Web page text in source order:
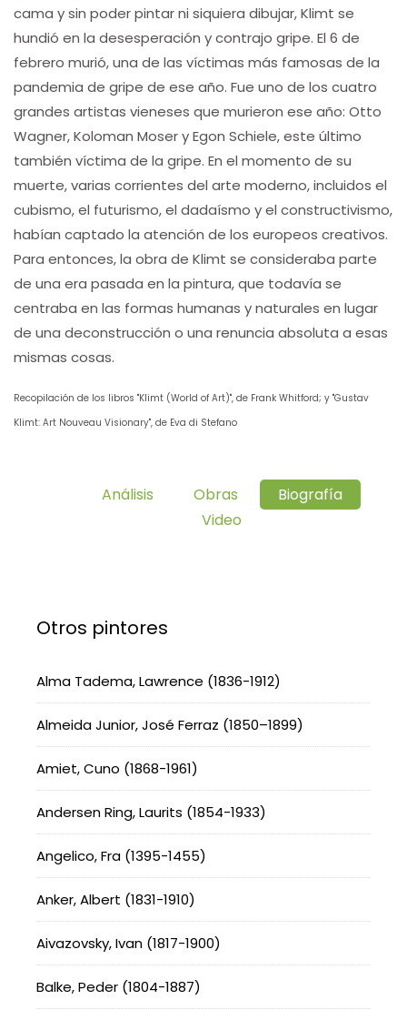
cama y sin poder pintar ni siquiera dibujar, Klimt se
hundió en la desesperación y contrajo gripe. El 6 de
febrero murió, una de las víctimas más famosas de la
pandemia de gripe de ese año. Fue uno de los cuatro
grandes artistas vieneses que murieron ese año: Otto
Wagner, Koloman Moser y Egon Schiele, este último
también víctima de la gripe. En el momento de su
muerte, varias corrientes del arte moderno, incluidos el
cubismo, el futurismo, el dadaísmo y el constructivismo,
habían captado la atención de los europeos creativos.
Para entonces, la obra de Klimt se consideraba parte
de una era pasada en la pintura, que todavía se
centraba en las formas humanas y naturales en lugar
de una deconstrucción o una renuncia absoluta a esas
mismas cosas.
Recopilación de los libros "Klimt (World of Art)", de Frank Whitford; y "Gustav
Klimt: Art Nouveau Visionary", de Eva di Stefano
Análisis Obras
Biografía
Video
Otros pintores
Alma Tadema, Lawrence (1836-1912)
Almeida Junior, José Ferraz (1850–1899)
Amiet, Cuno (1868-1961)
Andersen Ring, Laurits (1854-1933)
Angelico, Fra (1395-1455)
Anker, Albert (1831-1910)
Aivazovsky, Ivan (1817-1900)
Balke, Peder (1804-1887)